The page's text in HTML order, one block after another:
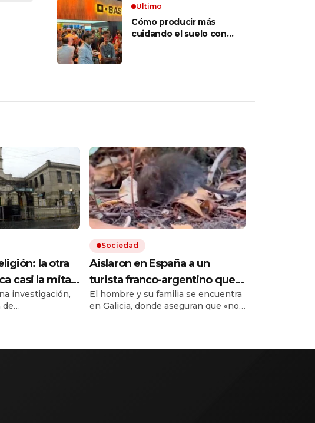
Ultimo
Cómo producir más
cuidando el suelo con
la otra
casi la mitad
que acuden a
investigación,
de
Sociedad
Aislaron en España a un
turista franco-argentino que
dio positivo al hantavirus en
Francia: no tiene síntomas y le
El hombre y su familia se encuentra
en Galicia, donde aseguran que «no
en el crucero que tuvo un brote.